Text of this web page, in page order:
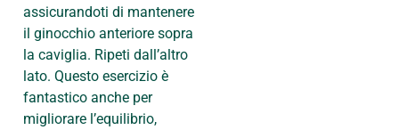
assicurandoti di mantenere
il ginocchio anteriore sopra
la caviglia. Ripeti dall’altro
lato. Questo esercizio è
fantastico anche per
migliorare l’equilibrio,